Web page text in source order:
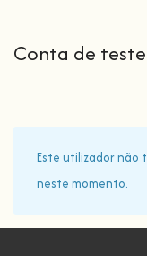
Conta de
Este utilizador não
neste momento.